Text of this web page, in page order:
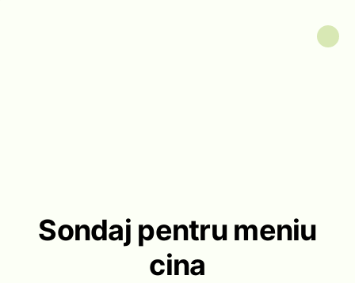
Sondaj pentru meniu
cina